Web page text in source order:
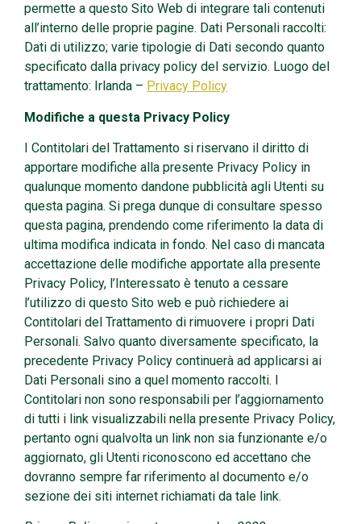
permette a questo Sito Web di integrare tali contenuti
all’interno delle proprie pagine. Dati Personali raccolti:
Dati di utilizzo; varie tipologie di Dati secondo quanto
specificato dalla privacy policy del servizio. Luogo del
trattamento: Irlanda – Privacy Policy
Modifiche a questa Privacy Policy
I Contitolari del Trattamento si riservano il diritto di
apportare modifiche alla presente Privacy Policy in
qualunque momento dandone pubblicità agli Utenti su
questa pagina. Si prega dunque di consultare spesso
questa pagina, prendendo come riferimento la data di
ultima modifica indicata in fondo. Nel caso di mancata
accettazione delle modifiche apportate alla presente
Privacy Policy, l’Interessato è tenuto a cessare
l’utilizzo di questo Sito web e può richiedere ai
Contitolari del Trattamento di rimuovere i propri Dati
Personali. Salvo quanto diversamente specificato, la
precedente Privacy Policy continuerà ad applicarsi ai
Dati Personali sino a quel momento raccolti. I
Contitolari non sono responsabili per l’aggiornamento
di tutti i link visualizzabili nella presente Privacy Policy,
pertanto ogni qualvolta un link non sia funzionante e/o
aggiornato, gli Utenti riconoscono ed accettano che
dovranno sempre far riferimento al documento e/o
sezione dei siti internet richiamati da tale link.